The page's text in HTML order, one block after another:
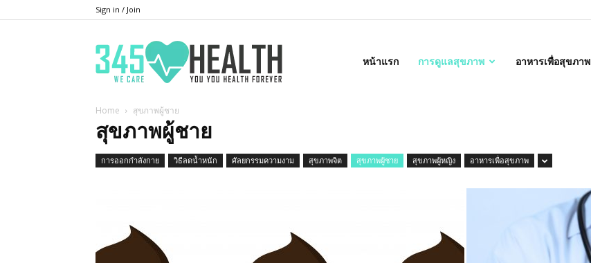
Sign in / Join
หน้าแรก การดูแลสุขภาพ อาหารเพื่อสุขภาพ
Home สุขภาพผู้ชาย
สุขภาพผู้ชาย
การออกกำลังกาย วิธีลดน้ำหนัก ศัลยกรรมความงาม สุขภาพจิต สุขภาพผู้ชาย สุขภาพผู้หญิง อาหารเพื่อสุขภาพ